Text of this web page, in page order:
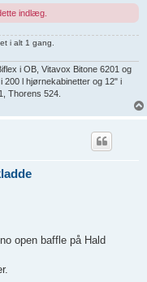
indlæg.
i alt 1 gang.
i OB, Vitavox Bitone 6201 og
200 l hjørnekabinetter og 12" i
Thorens 524.
open baffle på Hald